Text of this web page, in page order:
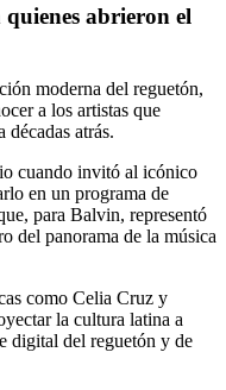
abrieron el
moderna del reguetón,
a los artistas que
atrás.
cuando invitó al icónico
en un programa de
para Balvin, representó
del panorama de la música
como Celia Cruz y
la cultura latina a
digital del reguetón y de